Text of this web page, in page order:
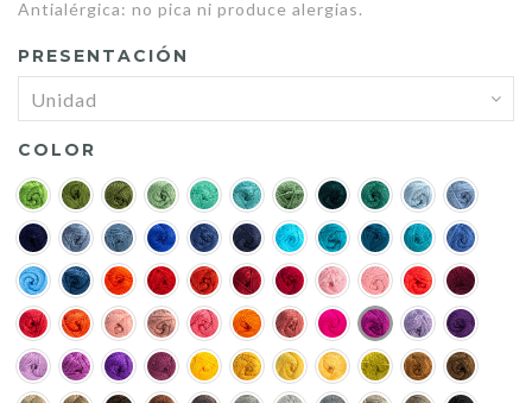
hasta
S/41.00
Antialérgica: no pica ni produce alergias.
PRESENTACIÓN
COLOR